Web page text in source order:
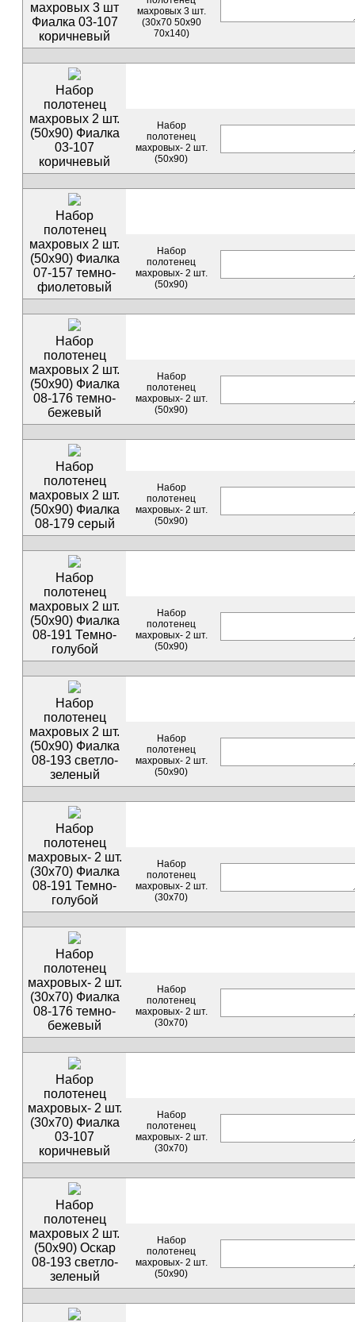
махровых 3 шт
Фиалка 03-107
коричневый
махровых 3 шт.
(30х70 50х90
70х140)
Набор
полотенец
махровых 2 шт.
(50х90) Фиалка
03-107
коричневый
Набор
полотенец
махровых- 2 шт.
(50х90)
Набор
полотенец
махровых 2 шт.
(50х90) Фиалка
07-157 темно-
фиолетовый
Набор
полотенец
махровых- 2 шт.
(50х90)
Набор
полотенец
махровых 2 шт.
(50х90) Фиалка
08-176 темно-
бежевый
Набор
полотенец
махровых- 2 шт.
(50х90)
Набор
полотенец
махровых 2 шт.
(50х90) Фиалка
08-179 серый
Набор
полотенец
махровых- 2 шт.
(50х90)
Набор
полотенец
махровых 2 шт.
(50х90) Фиалка
08-191 Темно-
голубой
Набор
полотенец
махровых- 2 шт.
(50х90)
Набор
полотенец
махровых 2 шт.
(50х90) Фиалка
08-193 светло-
зеленый
Набор
полотенец
махровых- 2 шт.
(50х90)
Набор
полотенец
махровых- 2 шт.
(30х70) Фиалка
08-191 Темно-
голубой
Набор
полотенец
махровых- 2 шт.
(30х70)
Набор
полотенец
махровых- 2 шт.
(30х70) Фиалка
08-176 темно-
бежевый
Набор
полотенец
махровых- 2 шт.
(30х70)
Набор
полотенец
махровых- 2 шт.
(30х70) Фиалка
03-107
коричневый
Набор
полотенец
махровых- 2 шт.
(30х70)
Набор
полотенец
махровых 2 шт.
(50х90) Оскар
08-193 светло-
зеленый
Набор
полотенец
махровых- 2 шт.
(50х90)